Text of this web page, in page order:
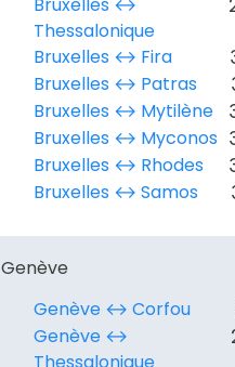
Thessalonique
Bruxelles ↔︎ Fira
Bruxelles ↔︎ Patras
Bruxelles ↔︎ Mytilène
Bruxelles ↔︎ Myconos
Bruxelles ↔︎ Rhodes
Bruxelles ↔︎ Samos
Genève
Genève ↔︎ Corfou
Genève ↔︎
Thessalonique